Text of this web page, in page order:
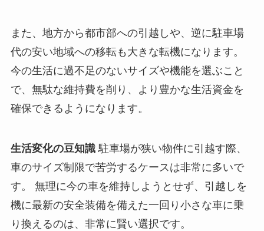
また、地方から都市部への引越しや、逆に駐車場
代の安い地域への移転も大きな転機になります。
今の生活に過不足のないサイズや機能を選ぶこと
で、無駄な維持費を削り、より豊かな生活資金を
確保できるようになります。
生活変化の豆知識駐車場が狭い物件に引越す際、
車のサイズ制限で苦労するケースは非常に多いで
す。 無理に今の車を維持しようとせず、引越しを
機に最新の安全装備を備えた一回り小さな車に乗
り換えるのは、非常に賢い選択です。